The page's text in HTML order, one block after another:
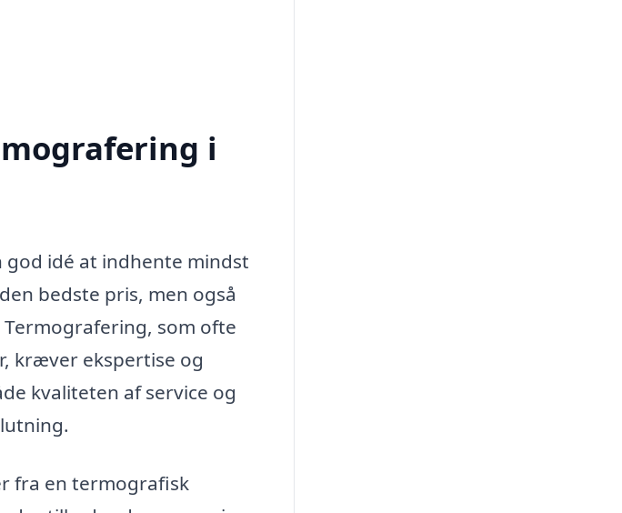
i
idé at indhente mindst
bedste pris, men også
som ofte
kræver ekspertise og
kvaliteten af service og
fra en termografisk